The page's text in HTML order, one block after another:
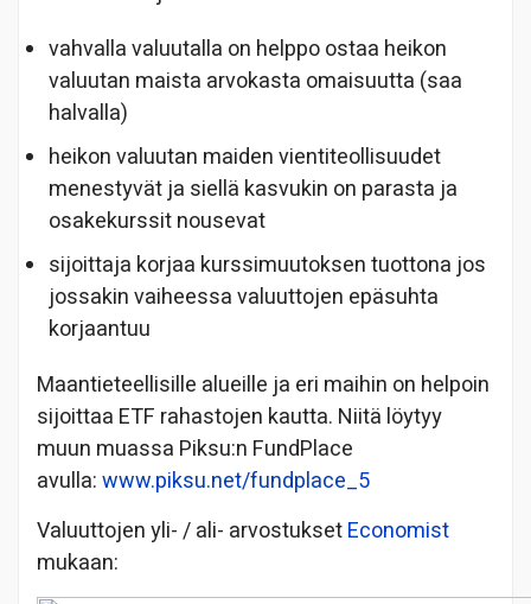
vahvalla valuutalla on helppo ostaa heikon
valuutan maista arvokasta omaisuutta (saa
halvalla)
heikon valuutan maiden vientiteollisuudet
menestyvät ja siellä kasvukin on parasta ja
osakekurssit nousevat
sijoittaja korjaa kurssimuutoksen tuottona jos
jossakin vaiheessa valuuttojen epäsuhta
korjaantuu
Maantieteellisille alueille ja eri maihin on helpoin
sijoittaa ETF rahastojen kautta. Niitä löytyy
muun muassa Piksu:n FundPlace
avulla:www.piksu.net/fundplace_5
Valuuttojen yli- / ali- arvostuksetEconomist
mukaan: